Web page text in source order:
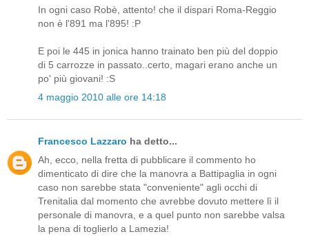
In ogni caso Robè, attento! che il dispari Roma-Reggio
non è l'891 ma l'895! :P
E poi le 445 in jonica hanno trainato ben più del doppio
di 5 carrozze in passato..certo, magari erano anche un
po' più giovani! :S
4 maggio 2010 alle ore 14:18
Francesco Lazzaro ha detto...
Ah, ecco, nella fretta di pubblicare il commento ho
dimenticato di dire che la manovra a Battipaglia in ogni
caso non sarebbe stata "conveniente" agli occhi di
Trenitalia dal momento che avrebbe dovuto mettere lì il
personale di manovra, e a quel punto non sarebbe valsa
la pena di toglierlo a Lamezia!